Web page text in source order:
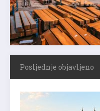
Posljednje objavljeno